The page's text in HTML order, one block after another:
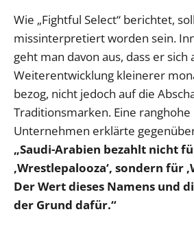
Wie „Fightful Select“ berichtet,
missinterpretiert worden sein.
geht man davon aus, dass er sich
Weiterentwicklung kleinerer
bezog, nicht jedoch auf die
Traditionsmarken. Eine
Unternehmen erklärte
„Saudi-Arabien bezahlt nicht
‚Wrestlepalooza‘, sondern für
Der Wert dieses Namens und
der Grund dafür.“